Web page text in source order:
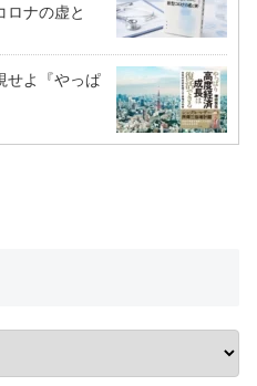
ロナの虚と
せよ『やっぱ